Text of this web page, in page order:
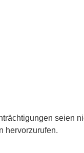
seien
hervorzurufen.